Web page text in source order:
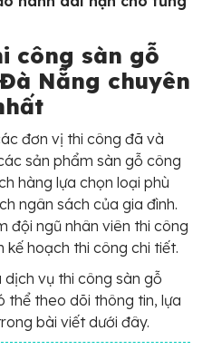
công sàn gỗ
Nẵng chuyên
đơn vị thi công đã và
sản phẩm sàn gỗ công
hàng lựa chọn loại phù
ngân sách của gia đình.
đội ngũ nhân viên thi công
kế hoạch thi công chi tiết.
dịch vụ thi công sàn gỗ
thể theo dõi thông tin, lựa
bài viết dưới đây.